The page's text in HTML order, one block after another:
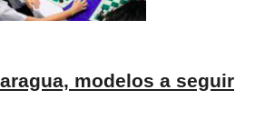
modelos a seguir